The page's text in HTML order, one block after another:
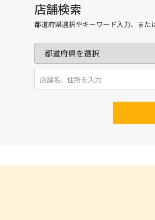
店舗検索
都道府県選択やキーワード入力、ま